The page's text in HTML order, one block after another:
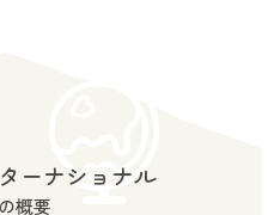
ーナショナル
概要